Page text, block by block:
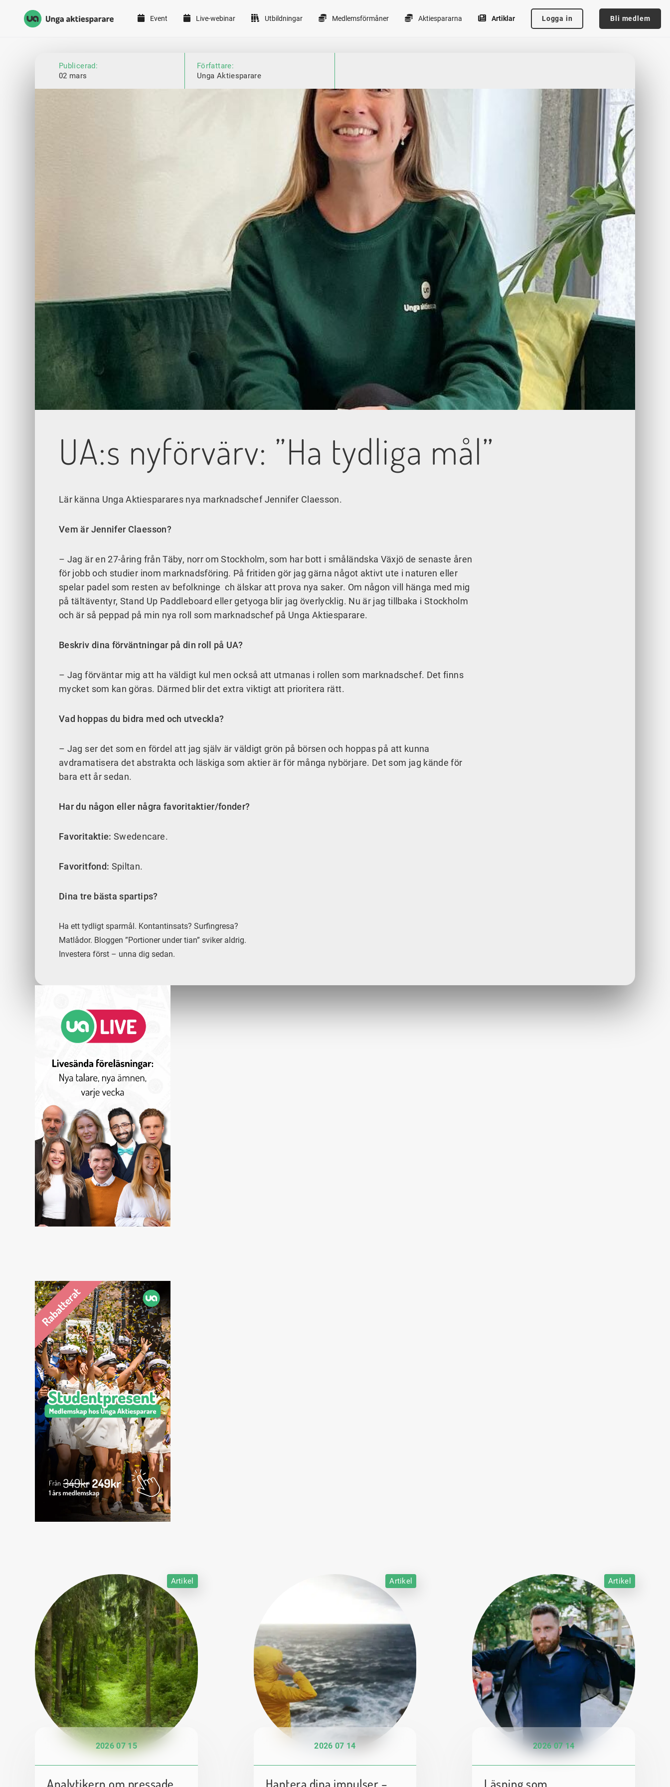
Unga Aktiesparare
Event Live-webinar Utbildningar Medlemsförmåner Aktiespararna Artiklar Logga in Bli medlem
Publicerad:
02 mars
Författare:
Unga Aktiesparare
UA:s nyförvärv: ”Ha tydliga mål”
Lär känna Unga Aktiesparares nya marknadschef Jennifer Claesson.
Vem är Jennifer Claesson?
– Jag är en 27-åring från Täby, norr om Stockholm, som har bott i småländska Växjö de senaste åren
för jobb och studier inom marknadsföring. På fritiden gör jag gärna något aktivt ute i naturen eller
spelar padel som resten av befolkninge ch älskar att prova nya saker. Om någon vill hänga med mig
på tältäventyr, Stand Up Paddleboard eller getyoga blir jag överlycklig. Nu är jag tillbaka i Stockholm
och är så peppad på min nya roll som marknadschef på Unga Aktiesparare.
Beskriv dina förväntningar på din roll på UA?
– Jag förväntar mig att ha väldigt kul men också att utmanas i rollen som marknadschef. Det finns
mycket som kan göras. Därmed blir det extra viktigt att prioritera rätt.
Vad hoppas du bidra med och utveckla?
– Jag ser det som en fördel att jag själv är väldigt grön på börsen och hoppas på att kunna
avdramatisera det abstrakta och läskiga som aktier är för många nybörjare. Det som jag kände för
bara ett år sedan.
Har du någon eller några favoritaktier/fonder?
Favoritaktie:Swedencare.
Favoritfond: Spiltan.
Dina tre bästa spartips?
Ha ett tydligt sparmål. Kontantinsats? Surfingresa?
Matlådor. Bloggen ”Portioner under tian” sviker aldrig.
Investera först – unna dig sedan.
Artikel
2026 07 15
Analytikern om pressade
Artikel
2026 07 14
Hantera dina impulser –
Artikel
2026 07 14
Läsning som